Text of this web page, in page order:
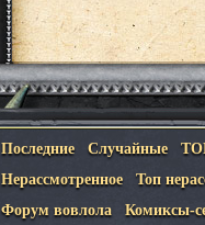
Последние Случайные
Нерассмотренное
Топ
Форум вовлола
Комиксы-